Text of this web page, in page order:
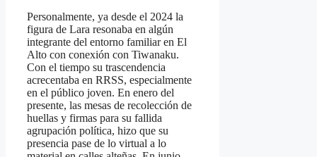
Personalmente, ya desde el 2024 la
figura de Lara resonaba en algún
integrante del entorno familiar en El
Alto con conexión con Tiwanaku.
Con el tiempo su trascendencia
acrecentaba en RRSS, especialmente
en el público joven. En enero del
presente, las mesas de recolección de
huellas y firmas para su fallida
agrupación política, hizo que su
presencia pase de lo virtual a lo